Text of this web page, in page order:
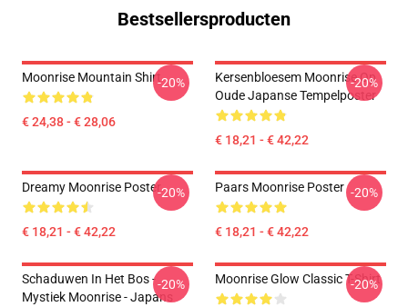
Bestsellersproducten
Moonrise Mountain Shirt
€ 24,38 - € 28,06
-20%
Kersenbloesem Moonrise Op
Oude Japanse Tempelposter
€ 18,21 - € 42,22
-20%
Dreamy Moonrise Poster
€ 18,21 - € 42,22
-20% Paars Moonrise Poster
€ 18,21 - € 42,22
-20%
Schaduwen In Het Bos -
Mystiek Moonrise - Japans
-20% Moonrise Glow Classic T-Shirt
-20%